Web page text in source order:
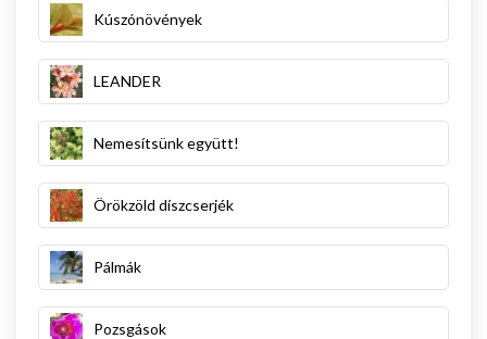
Kúszónövények
LEANDER
Nemesítsünk együtt!
Örökzöld díszcserjék
Pálmák
Pozsgások